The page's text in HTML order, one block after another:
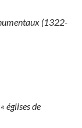
(1322-
églises de